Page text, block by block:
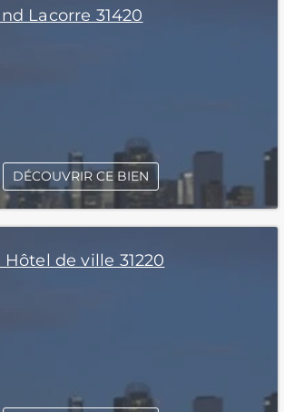
Lacorre 31420
DÉCOUVRIR CE BIEN
de ville 31220